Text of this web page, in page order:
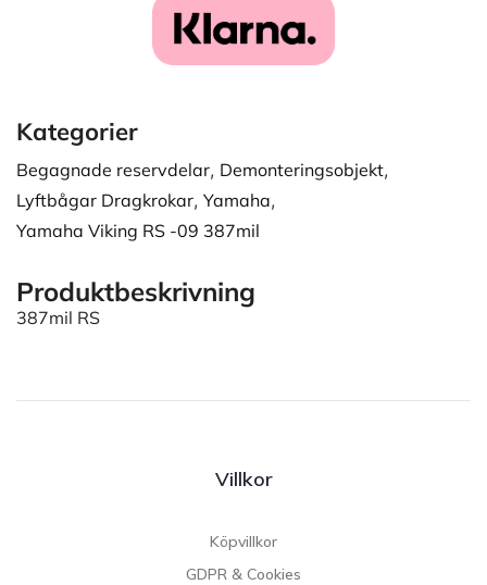
Kategorier
Begagnade reservdelar, Demonteringsobjekt,
Lyftbågar Dragkrokar, Yamaha,
Yamaha Viking RS -09 387mil
Produktbeskrivning
387mil RS
Villkor
Köpvillkor
GDPR & Cookies